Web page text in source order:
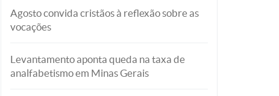
Agosto convida cristãos à reflexão sobre as
vocações
Levantamento aponta queda na taxa de
analfabetismo em Minas Gerais